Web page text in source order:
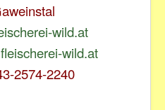
wild.at
wild.at
2574-2240